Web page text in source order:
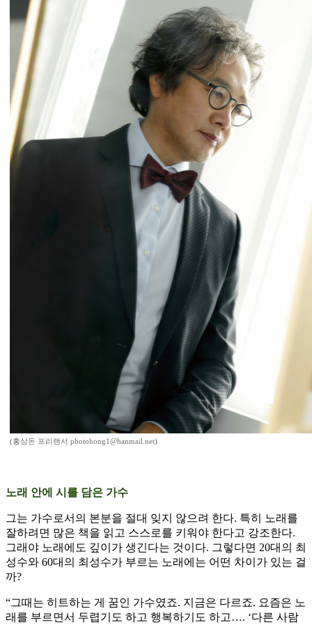
(홍상돈 프리랜서 photohong1@hanmail.net)
노래 안에 시를 담은 가수
그는 가수로서의 본분을 절대 잊지 않으려 한다. 특히 노래를
잘하려면 많은 책을 읽고 스스로를 키워야 한다고 강조한다.
그래야 노래에도 깊이가 생긴다는 것이다. 그렇다면 20대의 최
성수와 60대의 최성수가 부르는 노래에는 어떤 차이가 있는 걸
까?
“그때는 히트하는 게 꿈인 가수였죠. 지금은 다르죠. 요즘은 노
래를 부르면서 두렵기도 하고 행복하기도 하고…. ‘다른 사람